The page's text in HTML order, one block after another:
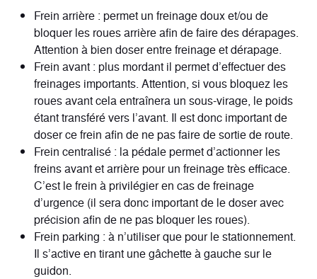
Frein arrière : permet un freinage doux et/ou de
bloquer les roues arrière afin de faire des dérapages.
Attention à bien doser entre freinage et dérapage.
Frein avant : plus mordant il permet d’effectuer des
freinages importants. Attention, si vous bloquez les
roues avant cela entraînera un sous-virage, le poids
étant transféré vers l’avant. Il est donc important de
doser ce frein afin de ne pas faire de sortie de route.
Frein centralisé : la pédale permet d’actionner les
freins avant et arrière pour un freinage très efficace.
C’est le frein à privilégier en cas de freinage
d’urgence (il sera donc important de le doser avec
précision afin de ne pas bloquer les roues).
Frein parking : à n’utiliser que pour le stationnement.
Il s’active en tirant une gâchette à gauche sur le
guidon.